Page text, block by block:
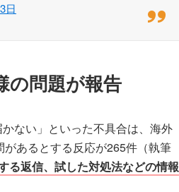
日
の問題が報告
ない」といった不具合は、海外
あるとする反応が265件（執筆
る返信、試した対処法などの情報